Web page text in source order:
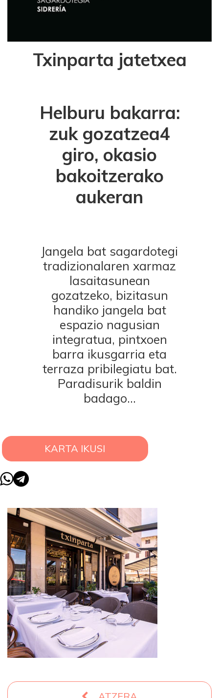
Txinparta jatetxea
Helburu bakarra:
zuk gozatzea4
giro, okasio
bakoitzerako
aukeran
Jangela bat sagardotegi
tradizionalaren xarmaz
lasaitasunean
gozatzeko, bizitasun
handiko jangela bat
espazio nagusian
integratua, pintxoen
barra ikusgarria eta
terraza pribilegiatu bat.
Paradisurik baldin
badago…
KARTA IKUSI